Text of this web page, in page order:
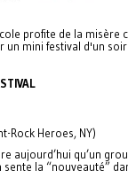
profite de la misère
un mini festival d'un
Rock Heroes, NY)
aujourd’hui qu’un
la “nouveauté”